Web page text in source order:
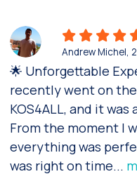
Andrew Michel,
🌟 Unforgettable
recently went on
KOS4ALL, and it
From the moment I
everything was
was right on time...